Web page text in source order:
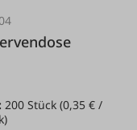
200 Stück(0,35 € /